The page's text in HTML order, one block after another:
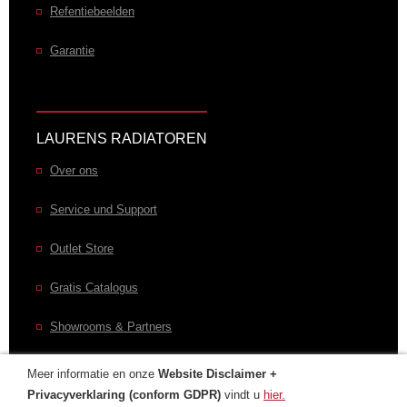
Refentiebeelden
Garantie
LAURENS RADIATOREN
Over ons
Service und Support
Outlet Store
Gratis Catalogus
Showrooms & Partners
Meer informatie en onze Website Disclaimer +
Privacyverklaring (conform GDPR) vindt u hier.